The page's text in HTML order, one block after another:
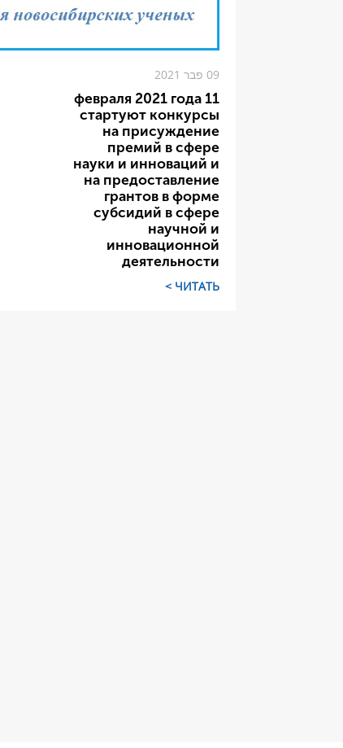
09 פבר 2021
11 февраля 2021 года
стартуют конкурсы
на присуждение
премий в сфере
науки и инноваций и
на предоставление
грантов в форме
субсидий в сфере
научной и
инновационной
деятельности
ЧИТАТЬ >